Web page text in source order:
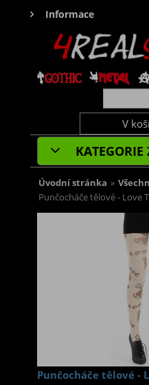
Informace
V
KATEGORIE
Úvodní stránka »
Punčocháče tělové - Love
Punčocháče tělové -